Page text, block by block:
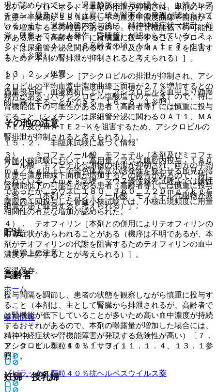
現が認められている。過量静脈内投与の場合は、血清クレア
チニン上昇及びＢＵＮ上昇に続き腎不全の発現が認められて
いる。また、過量静脈内投与後に、精神神経症状（錯乱、幻
覚、興奮、てんかん発作、昏睡等）が認められている〔７．
２、９．２．１、９．８高齢者の項、１１．１．３、１１．
１．４参照〕。
１３．２． 処置
過量投与時、血液透析により、アシクロビルを血中より効率
的に除去することができる〔１６．６．１参照〕。
その他の注意
１５．２． 非臨床試験に基づく情報
骨髄小核試験において、高用量（マウス腹腔内投与、１８０
ｍｇ／ｋｇ以上）で染色体異常の誘発性を疑わせる所見が得
られている。Ａｍｅｓ試験、マウス優性致死試験等では陰性
であったが、マウスに１８０、３６０、７２０ｍｇ／ｋｇを
腹腔内１回投与した骨髄小核試験では、小核出現頻度に用量
相関性の有意な増加が認められた。
貯法
（保管上の注意）
室温保存。
ホーム
薬剤情報
アシクロビル顆粒４０％「サワイ」
ゾビラックス顆粒４０％抗ヘルペスウイルス薬
１）． プロベネシド［本剤の排泄が抑制され、本剤の平均
血漿中半減期が１８％延長し平均血漿中濃度曲線下面積が４
０％増加するとの報告があるので、特に腎機能低下の可能性
がある患者（高齢者等）には慎重に投与すること（プロベネ
シドは尿細管分泌に関わるＯＡＴ１及びＭＡＴＥ１を阻害す
るため、本剤の腎排泄が抑制されると考えられる）］。
２）． シメチジン［アシクロビルの排泄が抑制され、アシ
クロビルの平均血漿中濃度曲線下面積が２７％増加するとの
報告がある（バラシクロビル塩酸塩でのデータ）ので、特に
腎機能低下の可能性がある患者（高齢者等）には慎重に投与
すること（シメチジンは尿細管分泌に関わるＯＡＴ１、ＭＡ
ＴＥ１及びＭＡＴＥ２−Ｋを阻害するため、アシクロビルの
腎排泄が抑制されると考えられる）］。
３）． ミコフェノール酸 モフェチル［本剤及びミコフェ
ノール酸 モフェチル代謝物の排泄が抑制され、両方の平均
血漿中濃度曲線下面積が増加するとの報告があるので、特に
腎機能低下の可能性がある患者（高齢者等）には慎重に投与
すること（本剤とミコフェノール酸 モフェチル代謝物が尿
細管分泌で競合すると考えられる）］。
４）． テオフィリン［本剤との併用によりテオフィリンの
中毒症状があらわれることがある（機序は不明であるが、本
剤がテオフィリンの代謝を阻害するためテオフィリンの血中
濃度が上昇することが考えられる）］。
高齢者
投与間隔を調節し、患者の状態を観察しながら慎重に投与す
ること（本剤は、主として腎臓から排泄されるが、高齢者で
は腎機能が低下していることが多いため高い血中濃度が持続
するおそれがあるので、本剤の曝露量が増加した場合には、
精神神経症状や腎機能障害が発現する危険性が高い）〔７．
２、９．１．１、１１．１．３、１１．１．４、１３．１参
照〕。
妊婦・授乳婦